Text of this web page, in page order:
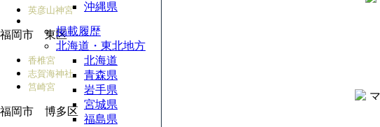
英彦山神宮
福岡市 東区
香椎宮
志賀海神社
筥崎宮
福岡市 博多区
沖縄県
掲載履歴
北海道・東北地方
北海道
青森県
岩手県
宮城県
福島県